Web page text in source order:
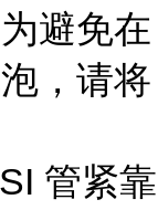
避免在
，请将
管紧靠